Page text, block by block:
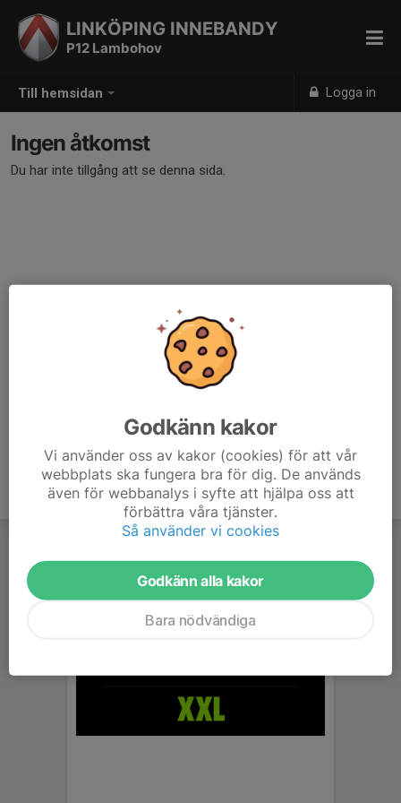
Till hemsidan Logga in
LINKÖPING INNEBANDY
P12 Lambohov
Ingen åtkomst
Du har inte tillgång att se denna sida.
Godkänn kakor
Vi använder oss av kakor (cookies) för att vår
webbplats ska fungera bra för dig. De används
även för webbanalys i syfte att hjälpa oss att
förbättra våra tjänster.
Så använder vi cookies
Godkänn alla kakor
Bara nödvändiga